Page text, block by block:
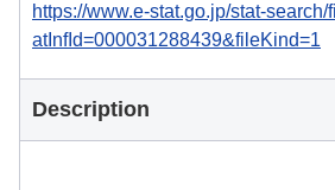
https://www.e-stat.go.jp/stat-
atInfId=000031288439&fileKind=1
Description